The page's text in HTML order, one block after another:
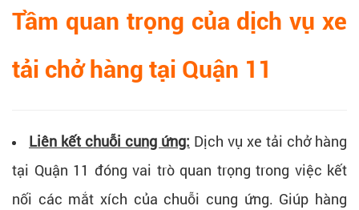
Tầm quan trọng của dịch vụ xe
tải chở hàng tại Quận 11​
Liên kết chuỗi cung ứng: Dịch vụ xe tải chở hàng
tại Quận 11 đóng vai trò quan trọng trong việc kết
nối các mắt xích của chuỗi cung ứng. Giúp hàng